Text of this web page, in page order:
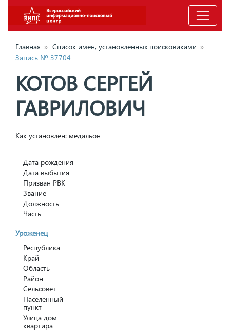
Главная » Список имен, установленных поисковиками »
Запись № 37704
КОТОВ СЕРГЕЙ
ГАВРИЛОВИЧ
Как установлен: медальон
Дата рождения
Дата выбытия
Призван РВК
Звание
Должность
Часть
Уроженец
Республика
Край
Область
Район
Сельсовет
Населенный
пункт
Улица дом
квартира